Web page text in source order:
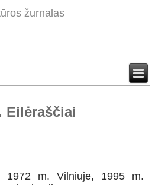
žurnalas
Eilėraščiai
1972 m. Vilniuje, 1995 m.